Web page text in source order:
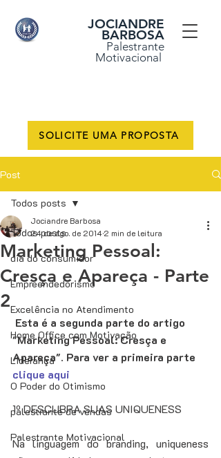
JOCIANDRE
BARBOSA
Palestrante
Motivacional
SOLICITE UMA PROPOSTA
Post
Todos posts
dia do consumidor
Empreendedorismo
Excelência no Atendimento
Home Office com Motivação
Liderança
O Poder do Otimismo
palestrante de vendas
Palestrante Motivacional
Todos posts
Marketing Pessoal:
Cresça e Apareça - Parte
2
Jociandre Barbosa
24 de ago. de 20142 min de leitura
Esta é a segunda parte do artigo
"Marketing Pessoal: Cresça e
Apareça". Para ver a primeira parte
clique aqui
1º DESCUBRA SUAS UNIQUENESS
Na linguagem do branding, uniqueness